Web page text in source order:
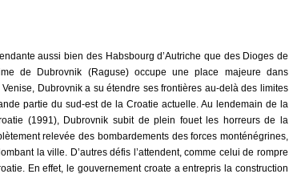
aussi bien des Habsbourg d’Autriche que des Dioges de
de Dubrovnik (Raguse) occupe une place majeure dans
Venise, Dubrovnik a su étendre ses frontières au-delà des limites
partie du sud-est de la Croatie actuelle. Au lendemain de la
(1991), Dubrovnik subit de plein fouet les horreurs de la
relevée des bombardements des forces monténégrines,
la ville. D’autres défis l’attendent, comme celui de rompre
En effet, le gouvernement croate a entrepris la construction